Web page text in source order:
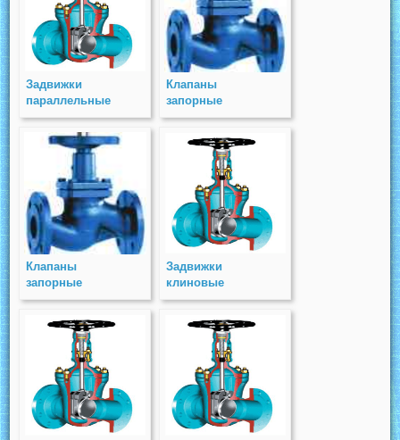
Задвижки
параллельные
двухдисковые
чугунные с
выдвижным
шпинделем
гидроприводные(ЧПЗГ)
PN 10
Клапаны
запорные
стальные
PN 25
Клапаны
запорные
стальные
PN 16
Задвижки
клиновые
двухдисковые
выдвижным
шпинделем под
электропривод(СКЗП)
PN 25